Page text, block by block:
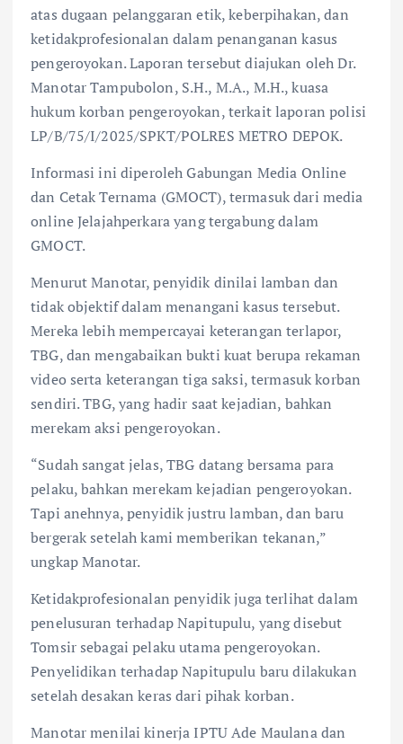
atas dugaan pelanggaran etik, keberpihakan, dan
ketidakprofesionalan dalam penanganan kasus
pengeroyokan. Laporan tersebut diajukan oleh Dr.
Manotar Tampubolon, S.H., M.A., M.H., kuasa
hukum korban pengeroyokan, terkait laporan polisi
LP/B/75/I/2025/SPKT/POLRES METRO DEPOK.
Informasi ini diperoleh Gabungan Media Online
dan Cetak Ternama (GMOCT), termasuk dari media
online Jelajahperkara yang tergabung dalam
GMOCT.
Menurut Manotar, penyidik dinilai lamban dan
tidak objektif dalam menangani kasus tersebut.
Mereka lebih mempercayai keterangan terlapor,
TBG, dan mengabaikan bukti kuat berupa rekaman
video serta keterangan tiga saksi, termasuk korban
sendiri. TBG, yang hadir saat kejadian, bahkan
merekam aksi pengeroyokan.
“Sudah sangat jelas, TBG datang bersama para
pelaku, bahkan merekam kejadian pengeroyokan.
Tapi anehnya, penyidik justru lamban, dan baru
bergerak setelah kami memberikan tekanan,”
ungkap Manotar.
Ketidakprofesionalan penyidik juga terlihat dalam
penelusuran terhadap Napitupulu, yang disebut
Tomsir sebagai pelaku utama pengeroyokan.
Penyelidikan terhadap Napitupulu baru dilakukan
setelah desakan keras dari pihak korban.
Manotar menilai kinerja IPTU Ade Maulana dan